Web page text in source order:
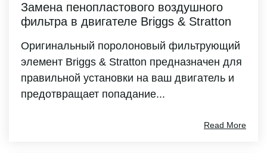
Замена пенопластового воздушного
фильтра в двигателе Briggs & Stratton
Оригинальный поролоновый фильтрующий
элемент Briggs & Stratton предназначен для
правильной установки на ваш двигатель и
предотвращает попадание...
Read More